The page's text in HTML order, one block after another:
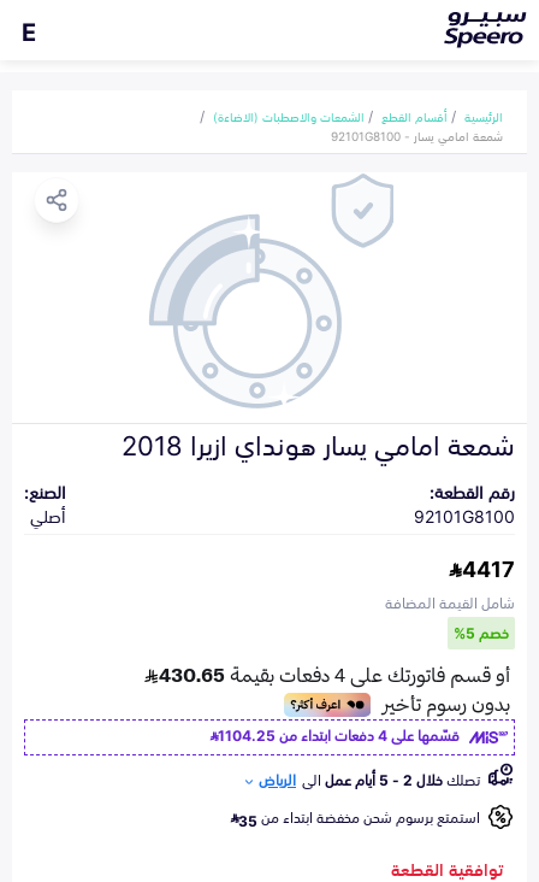
E
الرئيسية أقسام القطع
الشمعات والاصطبات (الاضاءة)
شمعة امامي يسار - 92101G8100
شمعة امامي يسار هونداي ازيرا 2018
رقم القطعة:
92101G8100
الصنع:
أصلي
4417
شامل القيمة المضافة
خصم 5%
قسّمها على 4 دفعات ابتداء من
1104.25
تصلكخلال 2 - 5 أيام عمل الى الرياض
استمتع برسوم شحن مخفضة ابتداء من35
توافقية القطعة